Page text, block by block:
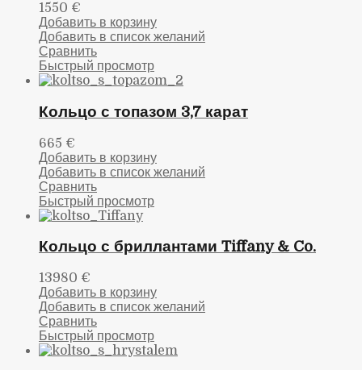
1550 €
Добавить в корзину
Добавить в список желаний
Сравнить
Быстрый просмотр
Кольцо с топазом 3,7 карат
665 €
Добавить в корзину
Добавить в список желаний
Сравнить
Быстрый просмотр
Кольцо с бриллантами Tiffany & Co.
13980 €
Добавить в корзину
Добавить в список желаний
Сравнить
Быстрый просмотр